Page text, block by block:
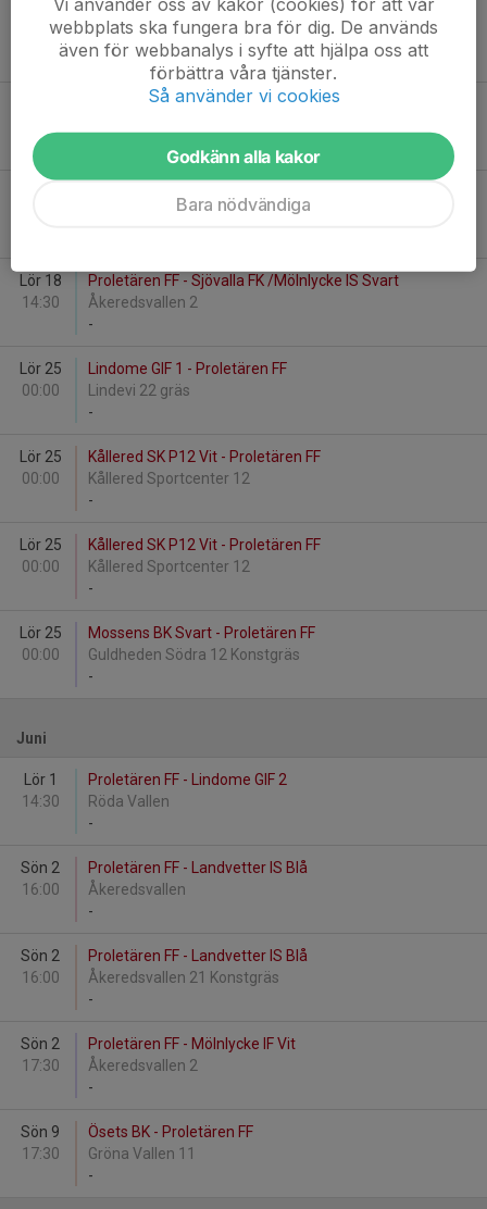
Lör 18
12:00
Proletären FF - IFK Hindås
Röda Vallen
-
Proletären FF - IFK Hindås
Åkeredsvallen 2
Lör 18
14:30
Proletären FF - Sjövalla FK /Mölnlycke IS Svart
Åkeredsvallen 2
-
Lör 25
00:00
Lindome GIF 1 - Proletären FF
Lindevi 22 gräs
-
Lör 25
00:00
Kållered SK P12 Vit - Proletären FF
Kållered Sportcenter 12
-
Lör 25
00:00
Kållered SK P12 Vit - Proletären FF
Kållered Sportcenter 12
-
Lör 25
00:00
Mossens BK Svart - Proletären FF
Guldheden Södra 12 Konstgräs
-
Juni
Lör 1
14:30
Proletären FF - Lindome GIF 2
Röda Vallen
-
Sön 2
16:00
Proletären FF - Landvetter IS Blå
Åkeredsvallen
-
Sön 2
16:00
Proletären FF - Landvetter IS Blå
Åkeredsvallen 21 Konstgräs
-
Sön 2
17:30
Proletären FF - Mölnlycke IF Vit
Åkeredsvallen 2
-
Sön 9
17:30
Ösets BK - Proletären FF
Gröna Vallen 11
-
webbplats ska fungera bra för dig. De används
även för webbanalys i syfte att hjälpa oss att
förbättra våra tjänster.
Så använder vi cookies
Godkänn alla kakor
Bara nödvändiga